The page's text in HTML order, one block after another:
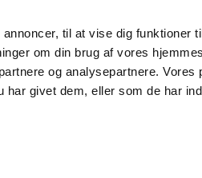
til at vise dig funktioner
om din brug af vores
og analysepartnere. Vores
givet dem, eller som de har
på